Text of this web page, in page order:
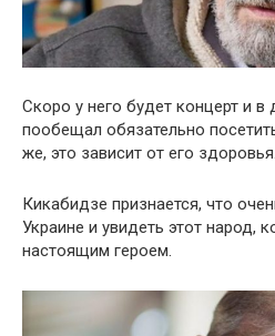
Скоро у него будет концерт и в
пообещал обязательно
же, это зависит от его
Кикабидзе признается, что
Украине и увидеть этот народ,
настоящим героем.